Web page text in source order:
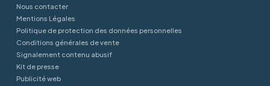
Nous contacter
Mentions Légales
Politique de protection des données personnelles
Conditions générales de vente
Signalement contenu abusif
Kit de presse
Publicité web